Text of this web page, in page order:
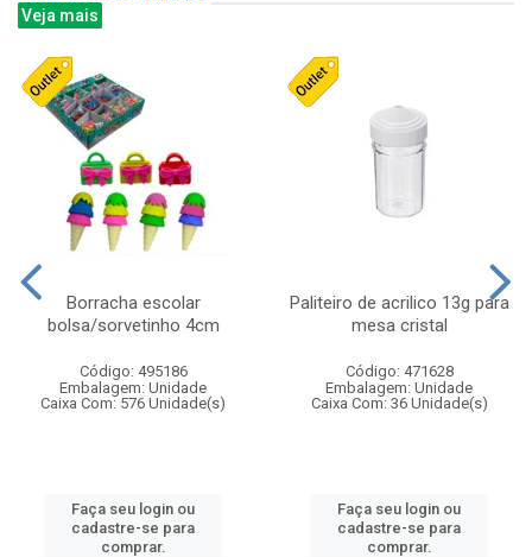
Veja mais
Borracha escolar
bolsa/sorvetinho 4cm
Código: 495186
Embalagem: Unidade
Caixa Com: 576 Unidade(s)
Faça seu login ou
cadastre-se para
comprar.
Paliteiro de acrilico 13g para
mesa cristal
Código: 471628
Embalagem: Unidade
Caixa Com: 36 Unidade(s)
Faça seu login ou
cadastre-se para
comprar.